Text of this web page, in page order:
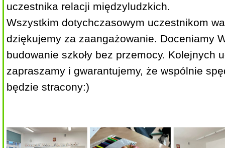
uczestnika relacji międzyludzkich.
Wszystkim dotychczasowym uczestnikom
dziękujemy za zaangażowanie. Doceniamy
budowanie szkoły bez przemocy. Kolejnych
zapraszamy i gwarantujemy, że wspólnie
będzie stracony:)